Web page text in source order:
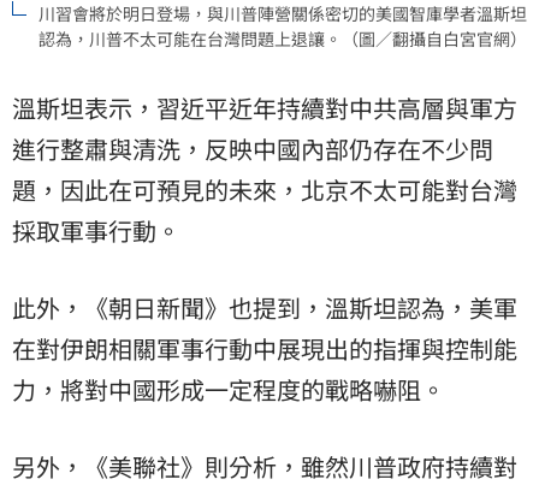
川習會將於明日登場，與川普陣營關係密切的美國智庫學者溫斯坦
認為，川普不太可能在台灣問題上退讓。（圖／翻攝自白宮官網）
溫斯坦表示，習近平近年持續對中共高層與軍方
進行整肅與清洗，反映中國內部仍存在不少問
題，因此在可預見的未來，北京不太可能對台灣
採取軍事行動。
此外，《朝日新聞》也提到，溫斯坦認為，美軍
在對伊朗相關軍事行動中展現出的指揮與控制能
力，將對中國形成一定程度的戰略嚇阻。
另外，《美聯社》則分析，雖然川普政府持續對